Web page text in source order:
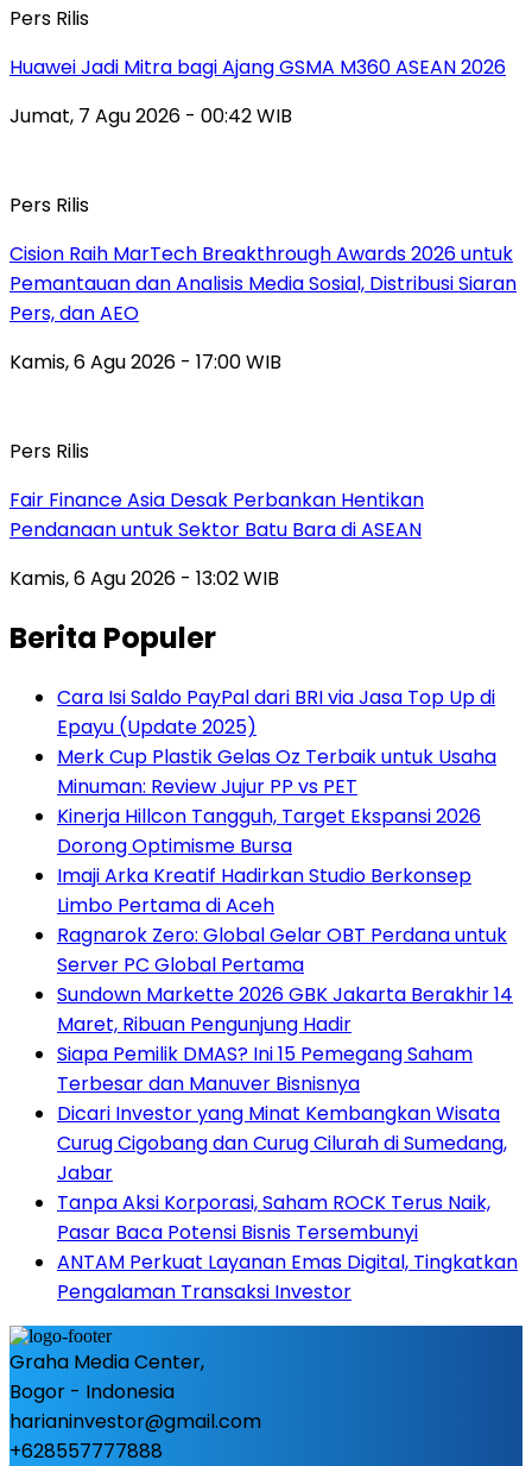
Pers Rilis
Huawei Jadi Mitra bagi Ajang GSMA M360 ASEAN 2026
Jumat, 7 Agu 2026 - 00:42 WIB
Pers Rilis
Cision Raih MarTech Breakthrough Awards 2026 untuk
Pemantauan dan Analisis Media Sosial, Distribusi Siaran
Pers, dan AEO
Kamis, 6 Agu 2026 - 17:00 WIB
Pers Rilis
Fair Finance Asia Desak Perbankan Hentikan
Pendanaan untuk Sektor Batu Bara di ASEAN
Kamis, 6 Agu 2026 - 13:02 WIB
Berita Populer
Cara Isi Saldo PayPal dari BRI via Jasa Top Up di
Epayu (Update 2025)
Merk Cup Plastik Gelas Oz Terbaik untuk Usaha
Minuman: Review Jujur PP vs PET
Kinerja Hillcon Tangguh, Target Ekspansi 2026
Dorong Optimisme Bursa
Imaji Arka Kreatif Hadirkan Studio Berkonsep
Limbo Pertama di Aceh
Ragnarok Zero: Global Gelar OBT Perdana untuk
Server PC Global Pertama
Sundown Markette 2026 GBK Jakarta Berakhir 14
Maret, Ribuan Pengunjung Hadir
Siapa Pemilik DMAS? Ini 15 Pemegang Saham
Terbesar dan Manuver Bisnisnya
Dicari Investor yang Minat Kembangkan Wisata
Curug Cigobang dan Curug Cilurah di Sumedang,
Jabar
Tanpa Aksi Korporasi, Saham ROCK Terus Naik,
Pasar Baca Potensi Bisnis Tersembunyi
ANTAM Perkuat Layanan Emas Digital, Tingkatkan
Pengalaman Transaksi Investor
Graha Media Center,
Bogor - Indonesia
harianinvestor@gmail.com
+628557777888